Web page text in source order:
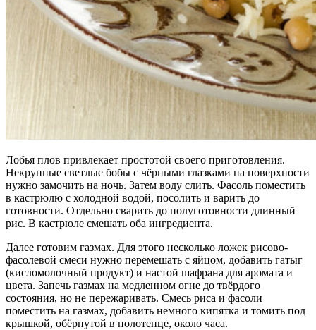
Лобья плов привлекает простотой своего приготовления.
Некрупные светлые бобы с чёрными глазками на поверхности
нужно замочить на ночь. Затем воду слить. Фасоль поместить
в кастрюлю с холодной водой, посолить и варить до
готовности. Отдельно сварить до полуготовности длинный
рис. В кастрюле смешать оба ингредиента.
Далее готовим газмах. Для этого несколько ложек рисово-
фасолевой смеси нужно перемешать с яйцом, добавить гатыг
(кисломолочный продукт) и настой шафрана для аромата и
цвета. Запечь газмах на медленном огне до твёрдого
состояния, но не пережаривать. Смесь риса и фасоли
поместить на газмах, добавить немного кипятка и томить под
крышкой, обёрнутой в полотенце, около часа.